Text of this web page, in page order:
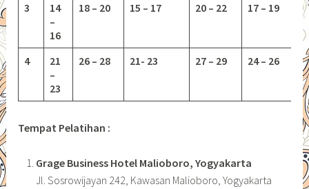
3
14
–
16
18 – 20 15 – 17 20 – 22 17 – 19
4
21
–
23
26 – 28 21- 23 27 – 29 24 – 26
Tempat Pelatihan :
Grage Business Hotel Malioboro, Yogyakarta
Jl. Sosrowijayan 242, Kawasan Malioboro, Yogyakarta